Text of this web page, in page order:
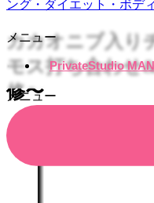
ング・ダイエット・ボデ
メニュー
PrivateStudio
メニュー
カカオニブ入り
モス打ち合わせ
修〜